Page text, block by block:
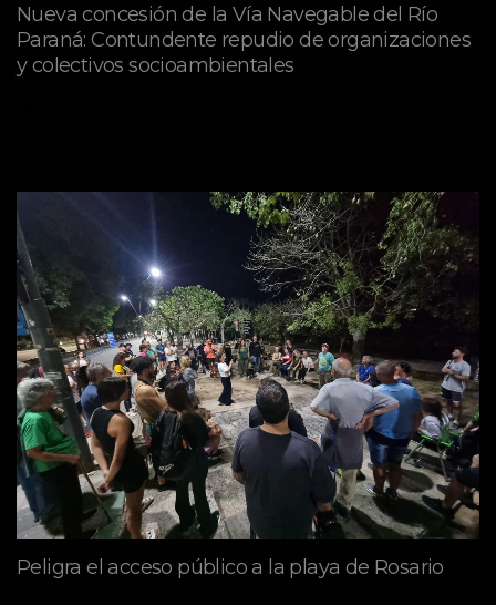
Nueva concesión de la Vía Navegable del Río
Paraná: Contundente repudio de organizaciones
y colectivos socioambientales
Peligra el acceso público a la playa de Rosario